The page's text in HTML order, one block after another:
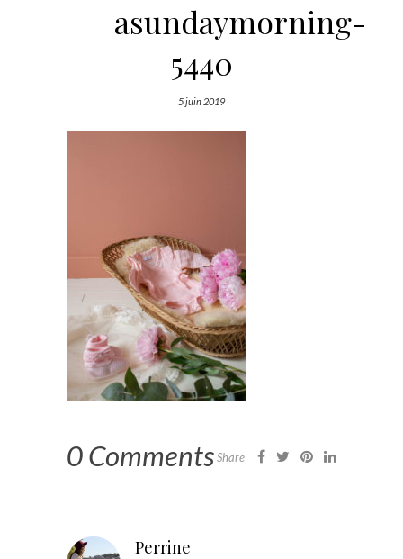
asundaymorning-
5440
5 juin 2019
0 CommentsShare
Perrine